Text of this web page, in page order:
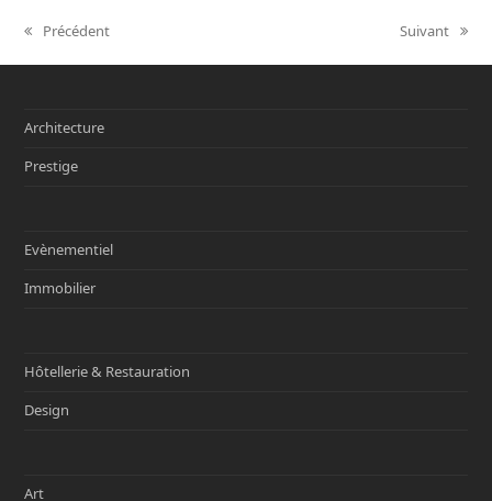
previous
post:
Précédent
next
post:
Suivant
Architecture
Prestige
Evènementiel
Immobilier
Hôtellerie & Restauration
Design
Art